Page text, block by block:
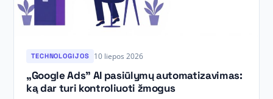
TECHNOLOGIJOS 10 liepos 2026
„Google Ads” AI pasiūlymų automatizavimas:
ką dar turi kontroliuoti žmogus